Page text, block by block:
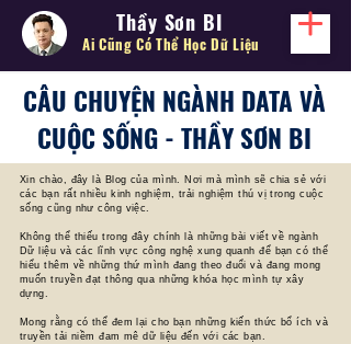
Thầy Sơn BI
Ai Cũng Có Thể Học Dữ Liệu
CÂU CHUYỆN NGÀNH DATA VÀ
CUỘC SỐNG - THẦY SƠN BI
Xin chào, đây là Blog của mình. Nơi mà mình sẽ chia sẻ với
các bạn rất nhiều kinh nghiệm, trải nghiệm thú vị trong cuộc
sống cũng như công việc.
Không thể thiếu trong đây chính là những bài viết về ngành
Dữ liệu và các lĩnh vực công nghệ xung quanh để bạn có thể
hiểu thêm về những thứ mình đang theo đuổi và đang mong
muốn truyền đạt thông qua những khóa học mình tự xây
dựng.
Mong rằng có thể đem lại cho bạn những kiến thức bổ ích và
truyền tải niềm đam mê dữ liệu đến với các bạn.